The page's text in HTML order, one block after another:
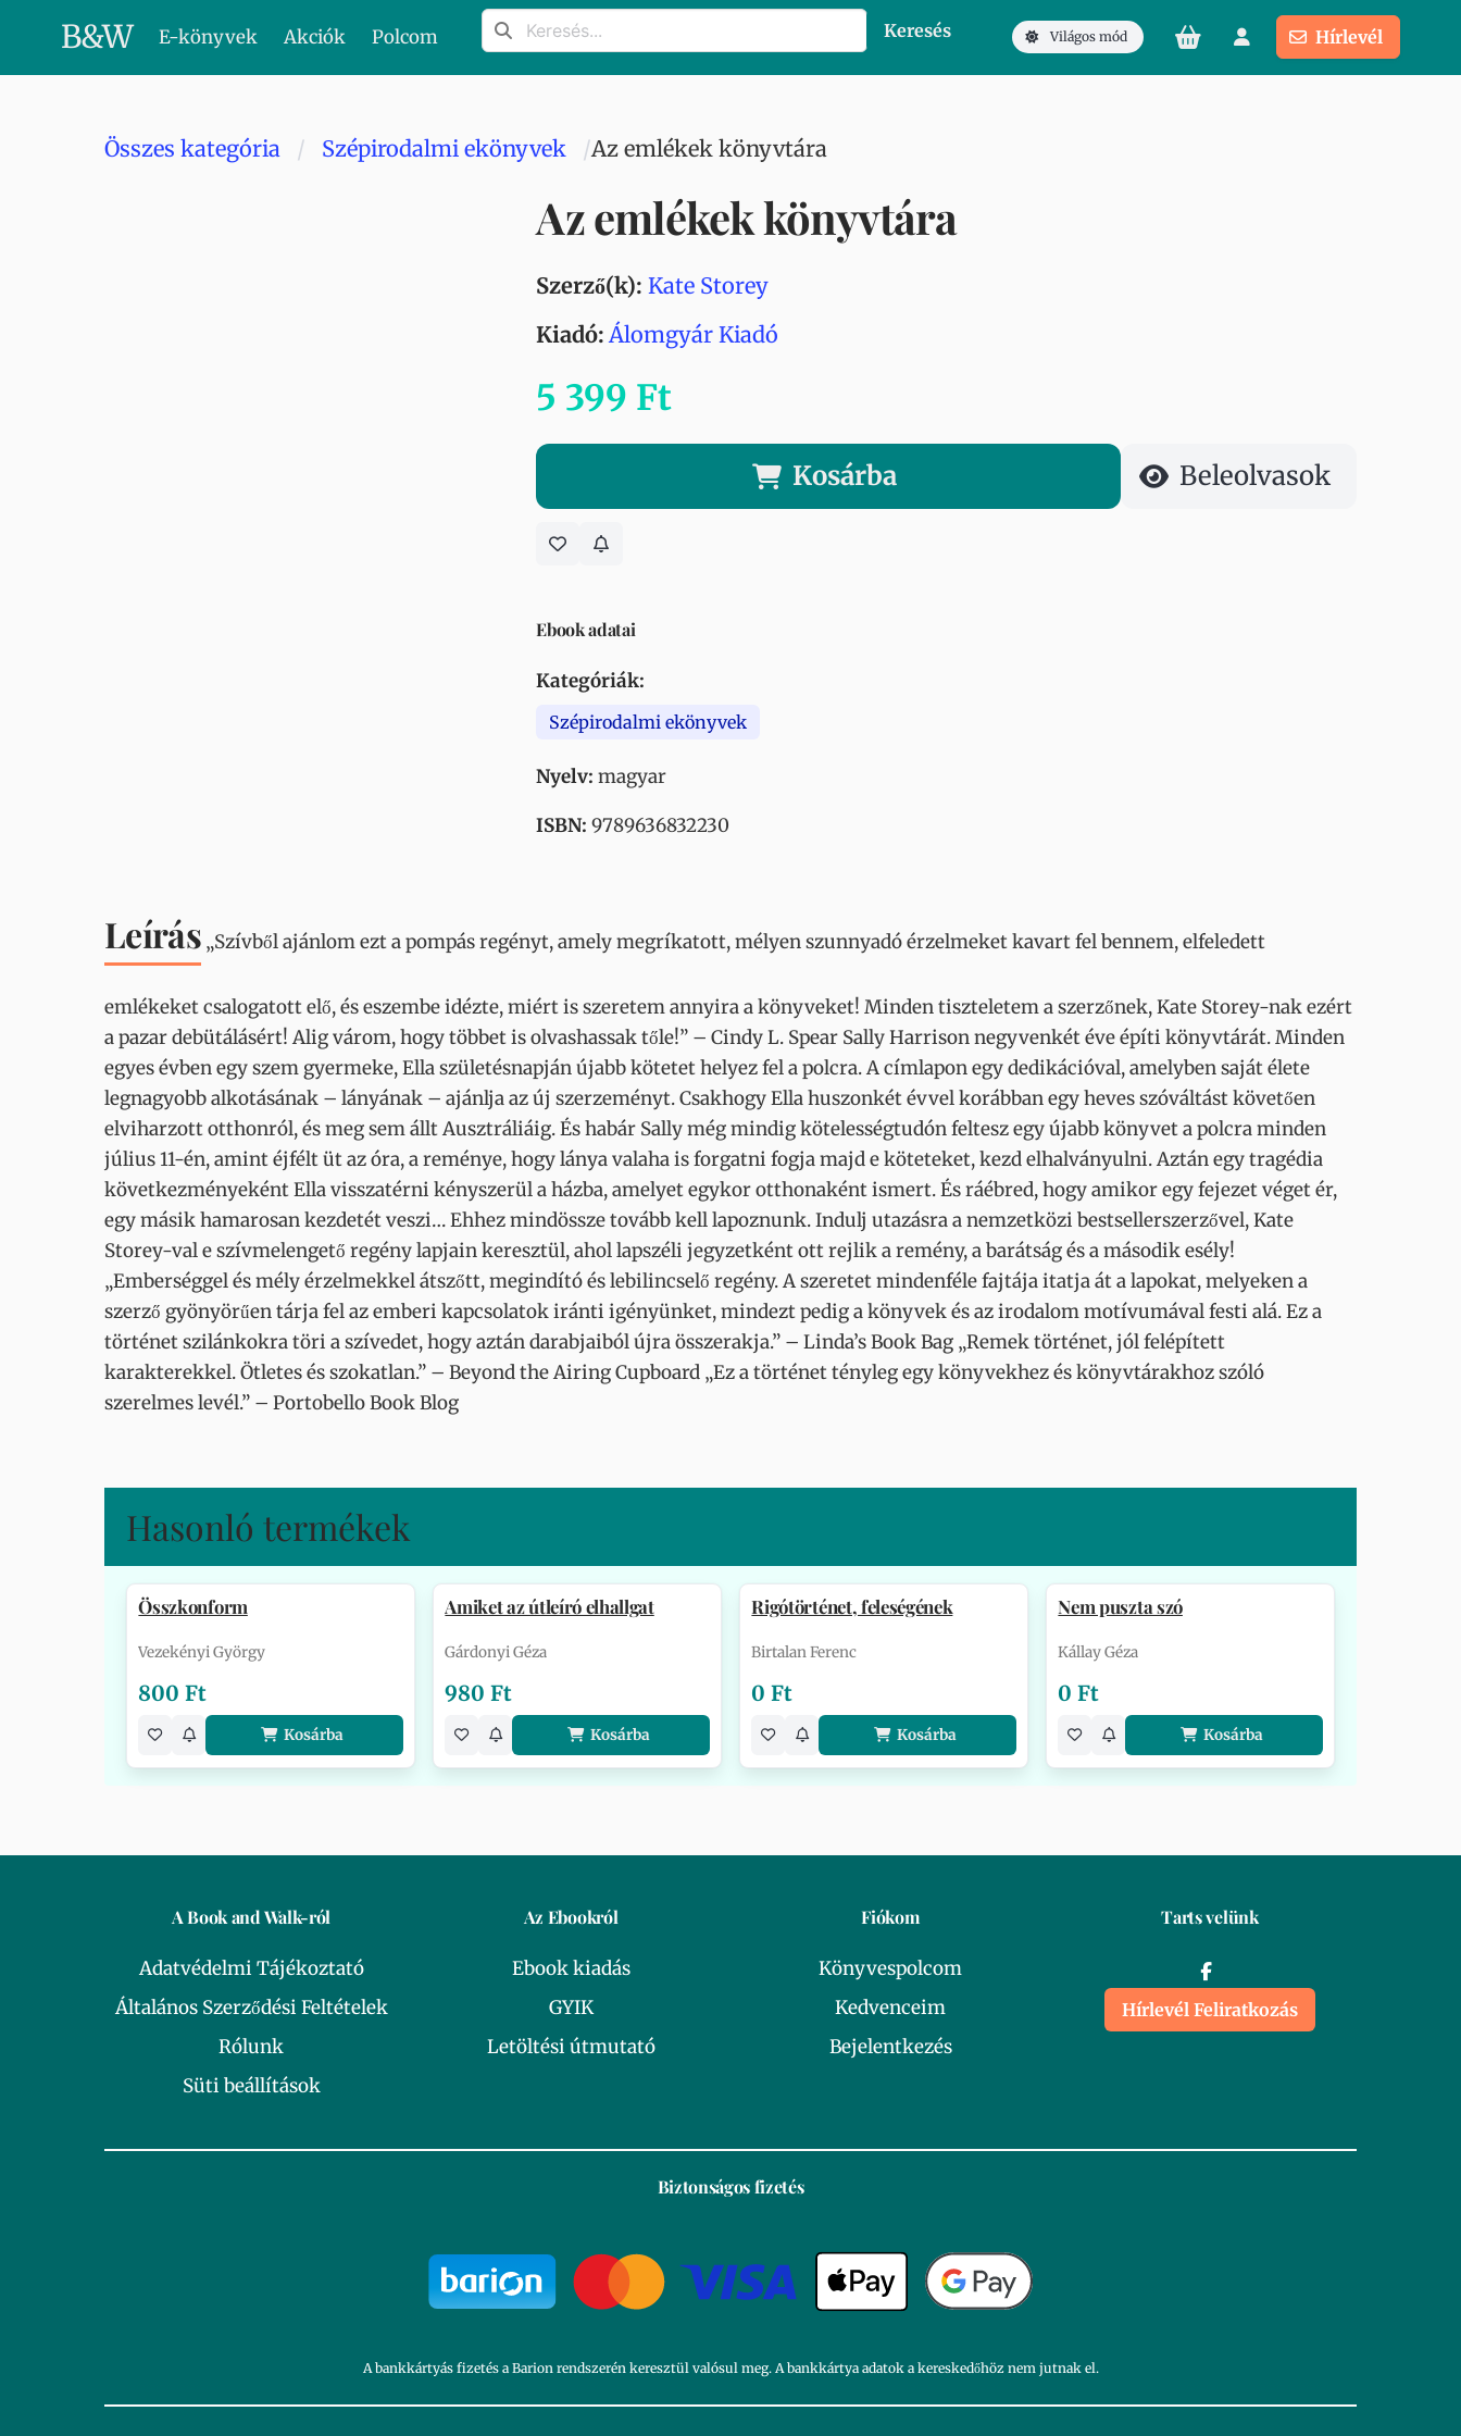
B&W E-könyvek Akciók Polcom Keresés Világos mód Hírlevél
Összes kategória Szépirodalmi ekönyvek Az emlékek könyvtára
Az emlékek könyvtára
Szerző(k): Kate Storey
Kiadó: Álomgyár Kiadó
5 399 Ft
Kosárba Beleolvasok
Ebook adatai
Kategóriák:
Szépirodalmi ekönyvek
Nyelv: magyar
ISBN: 9789636832230
Leírás „Szívből ajánlom ezt a pompás regényt, amely megríkatott, mélyen szunnyadó érzelmeket kavart fel bennem, elfeledett
emlékeket csalogatott elő, és eszembe idézte, miért is szeretem annyira a könyveket! Minden tiszteletem a szerzőnek, Kate Storey-nak ezért
a pazar debütálásért! Alig várom, hogy többet is olvashassak tőle!” – Cindy L. Spear Sally Harrison negyvenkét éve építi könyvtárát. Minden
egyes évben egy szem gyermeke, Ella születésnapján újabb kötetet helyez fel a polcra. A címlapon egy dedikációval, amelyben saját élete
legnagyobb alkotásának – lányának – ajánlja az új szerzeményt. Csakhogy Ella huszonkét évvel korábban egy heves szóváltást követően
elviharzott otthonról, és meg sem állt Ausztráliáig. És habár Sally még mindig kötelességtudón feltesz egy újabb könyvet a polcra minden
július 11-én, amint éjfélt üt az óra, a reménye, hogy lánya valaha is forgatni fogja majd e köteteket, kezd elhalványulni. Aztán egy tragédia
következményeként Ella visszatérni kényszerül a házba, amelyet egykor otthonaként ismert. És ráébred, hogy amikor egy fejezet véget ér,
egy másik hamarosan kezdetét veszi… Ehhez mindössze tovább kell lapoznunk. Indulj utazásra a nemzetközi bestsellerszerzővel, Kate
Storey-val e szívmelengető regény lapjain keresztül, ahol lapszéli jegyzetként ott rejlik a remény, a barátság és a második esély!
„Emberséggel és mély érzelmekkel átszőtt, megindító és lebilincselő regény. A szeretet mindenféle fajtája itatja át a lapokat, melyeken a
szerző gyönyörűen tárja fel az emberi kapcsolatok iránti igényünket, mindezt pedig a könyvek és az irodalom motívumával festi alá. Ez a
történet szilánkokra töri a szívedet, hogy aztán darabjaiból újra összerakja.” – Linda’s Book Bag „Remek történet, jól felépített
karakterekkel. Ötletes és szokatlan.” – Beyond the Airing Cupboard „Ez a történet tényleg egy könyvekhez és könyvtárakhoz szóló
szerelmes levél.” – Portobello Book Blog
Hasonló termékek
Összkonform
Vezekényi György
800 Ft
Kosárba
Amiket az útleíró elhallgat
Gárdonyi Géza
980 Ft
Kosárba
Rigótörténet, feleségének
Birtalan Ferenc
0 Ft
Kosárba
Nem puszta szó
Kállay Géza
0 Ft
Kosárba
A Book and Walk-ról
Adatvédelmi Tájékoztató
Általános Szerződési Feltételek
Rólunk
Süti beállítások
Az Ebookról
Ebook kiadás
GYIK
Letöltési útmutató
Fiókom
Könyvespolcom
Kedvenceim
Bejelentkezés
Tarts velünk
Hírlevél Feliratkozás
Biztonságos fizetés
A bankkártyás fizetés a Barion rendszerén keresztül valósul meg. A bankkártya adatok a kereskedőhöz nem jutnak el.